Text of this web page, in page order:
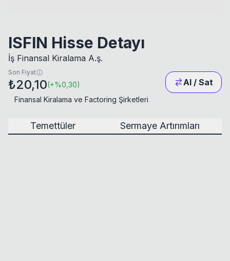
ISFIN Hisse Detayı
İş Finansal Kiralama A.ş.
Son Fiyat
₺20,10(+%0,30) Al / Sat
Finansal Kiralama ve Factoring Şirketleri
Temettüler Sermaye Artırımları